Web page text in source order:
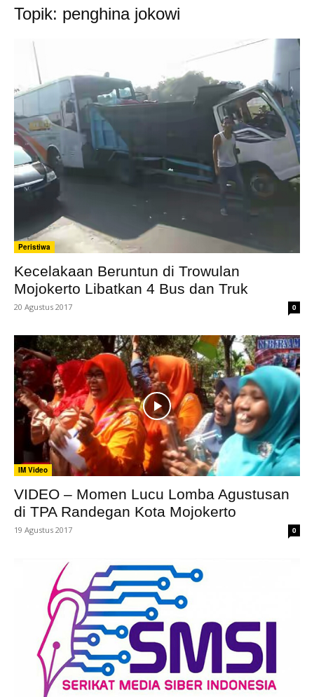
Topik: penghina jokowi
Peristiwa
Kecelakaan Beruntun di Trowulan
Mojokerto Libatkan 4 Bus dan Truk
20 Agustus 2017 0
IM Video
VIDEO – Momen Lucu Lomba Agustusan
di TPA Randegan Kota Mojokerto
19 Agustus 2017 0